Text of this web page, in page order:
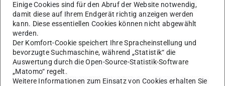
Arbeitsgebiet(e)
Institut für Bahnsysteme und Bahntechnik
Einige Cookies sind für den Abruf der Website notwendig,
damit diese auf Ihrem Endgerät richtig anzeigen werden
kann. Diese essentiellen Cookies können nicht abgewählt
werden.
Der Komfort-Cookie speichert Ihre Spracheinstellung und
bevorzugte Suchmaschine, während „Statistik“ die
Auswertung durch die Open-Source-Statistik-Software
„Matomo“ regelt.
Weitere Informationen zum Einsatz von Cookies erhalten Sie